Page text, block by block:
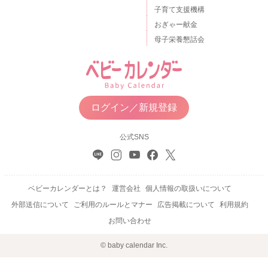
子育て支援機構
おぎゃー献金
母子栄養懇話会
ログイン／新規登録
公式SNS
ベビーカレンダーとは？ 運営会社
個人情報の取扱いについて
外部送信について
ご利用のルールとマナー 広告掲載について
利用規約
お問い合わせ
© baby calendar Inc.